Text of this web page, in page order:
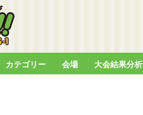
カテゴリー 会場 大会結果分析